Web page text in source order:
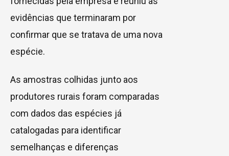
evidências que terminaram por
confirmar que se tratava de uma nova
espécie.
As amostras colhidas junto aos
produtores rurais foram comparadas
com dados das espécies já
catalogadas para identificar
semelhanças e diferenças